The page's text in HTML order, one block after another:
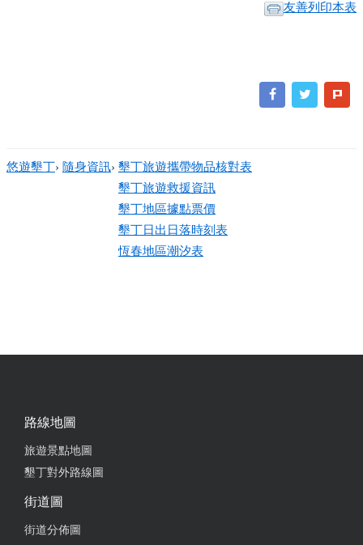
友善列印本表
悠遊墾丁› 隨身資訊› 墾丁旅遊攜帶物品核對表
墾丁旅遊救援資訊
墾丁地區據點票價
墾丁日出日落時刻表
恆春地區潮汐表
路線地圖
旅遊景點地圖
墾丁對外路線圖
街道圖
街道分佈圖